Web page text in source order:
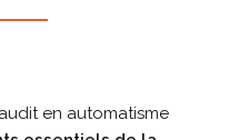
en automatisme